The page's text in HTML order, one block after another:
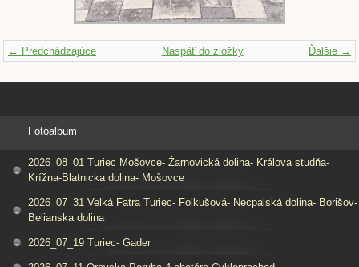
← Predchádzajúce Ďalšie →
Naspäť do zložky
Fotoalbum
2026_08_01 Turiec Mošovce- Žarnovická dolina- Králova studňa-
Krížna-Blatnicka dolina- Mošovce
2026_07_31 Velká Fatra Turiec- Folkušová- Necpalská dolina- Borišov-
Belianska dolina
2026_07_19 Turiec- Gader